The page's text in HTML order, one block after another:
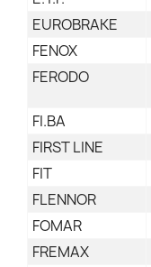
EUROBRAKE
FENOX
FERODO
FI.BA
FIRST LINE
FIT
FLENNOR
FOMAR
FREMAX